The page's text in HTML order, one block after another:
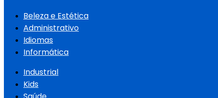
Beleza e Estética
Administrativo
Idiomas
Informática
Industrial
Kids